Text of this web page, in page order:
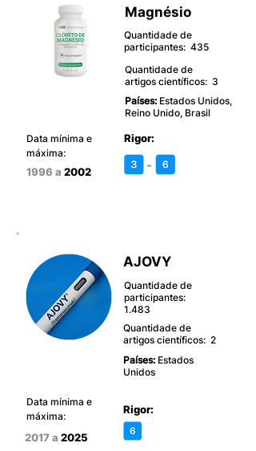
Magnésio
Quantidade de
participantes: 435
Quantidade de
artigos científicos: 3
Países: Estados Unidos,
Reino Unido, Brasil
Data mínima e
máxima:
1996 a 2002
Rigor:
-
AJOVY
Quantidade de
participantes:
1.483
Quantidade de
artigos científicos: 2
Países: Estados
Unidos
Data mínima e
máxima:
2017 a 2025
Rigor: